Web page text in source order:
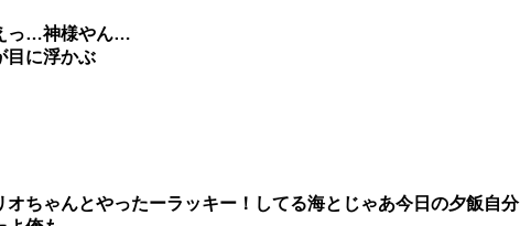
っ…神様やん…
目に浮かぶ
ちゃんとやったーラッキー！してる海とじゃあ今日の夕飯自分